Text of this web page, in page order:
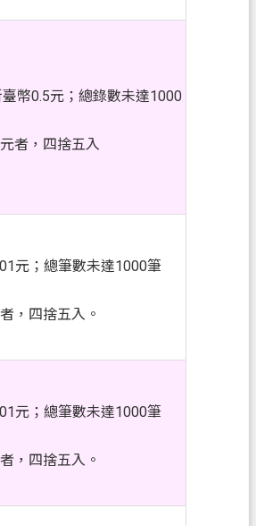
幣0.5元；總錄數未達1000
者，四捨五入
元；總筆數未達1000筆
，四捨五入。
元；總筆數未達1000筆
，四捨五入。